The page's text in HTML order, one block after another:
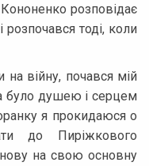
розповідає
розпочався тоді, коли
на війну, почався мій
було душею і серцем
я прокидаюся о
до Пиріжкового
на свою основну